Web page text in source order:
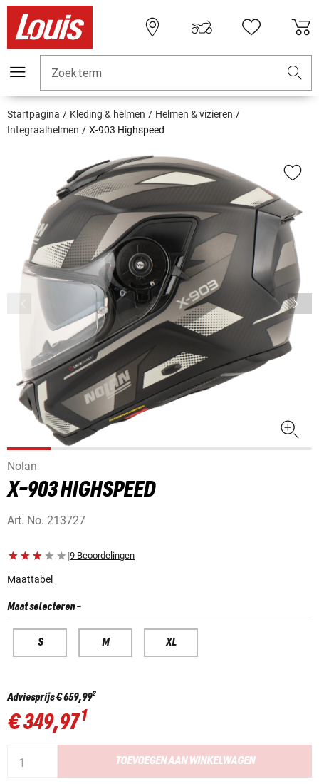
Zoekterm
Startpagina Kleding & helmen
Helmen & vizieren
Integraalhelmen
X-903 Highspeed
Nolan
X-903 HIGHSPEED
Art. No. 213727
|9 Beoordelingen
Maattabel
Maat selecteren-
S M XL
Adviesprijs€ 659,992
€ 349,971
TOEVOEGEN AAN WINKELWAGEN